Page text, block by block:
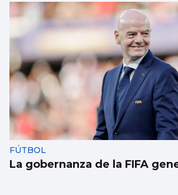
FÚTBOL
La gobernanza de la FIFA